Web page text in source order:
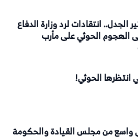
الجدل.. انتقادات لرد وزارة الدفاع
الهجوم الحوثي على مأرب
انتظرها الحوثي!
من مجلس القيادة والحكومة